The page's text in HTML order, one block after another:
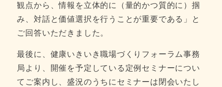
観点から、情報を立体的に（量的かつ質的に）掴
み、対話と価値選択を行うことが重要である」と
ご回答いただきました。
最後に、健康いきいき職場づくりフォーラム事務
局より、開催を予定している定例セミナーについ
てご案内し、盛況のうちにセミナーは閉会いたし